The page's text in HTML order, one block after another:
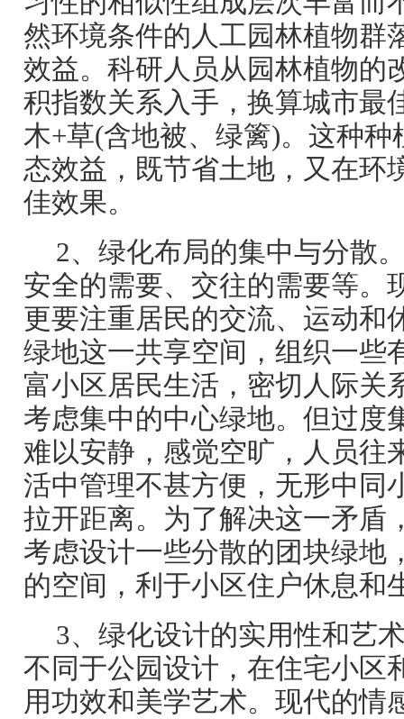
然环境条件的人工园林植物群
效益。科研人员从园林植物的
积指数关系入手，换算城市最
木+草(含地被、绿篱)。这种
态效益，既节省土地，又在环
佳效果。
2、绿化布局的集中与分散
安全的需要、交往的需要等。
更要注重居民的交流、运动和
绿地这一共享空间，组织一些
富小区居民生活，密切人际关
考虑集中的中心绿地。但过度
难以安静，感觉空旷，人员往
活中管理不甚方便，无形中同
拉开距离。为了解决这一矛盾
考虑设计一些分散的团块绿地
的空间，利于小区住户休息和
3、绿化设计的实用性和艺
不同于公园设计，在住宅小区
用功效和美学艺术。现代的情